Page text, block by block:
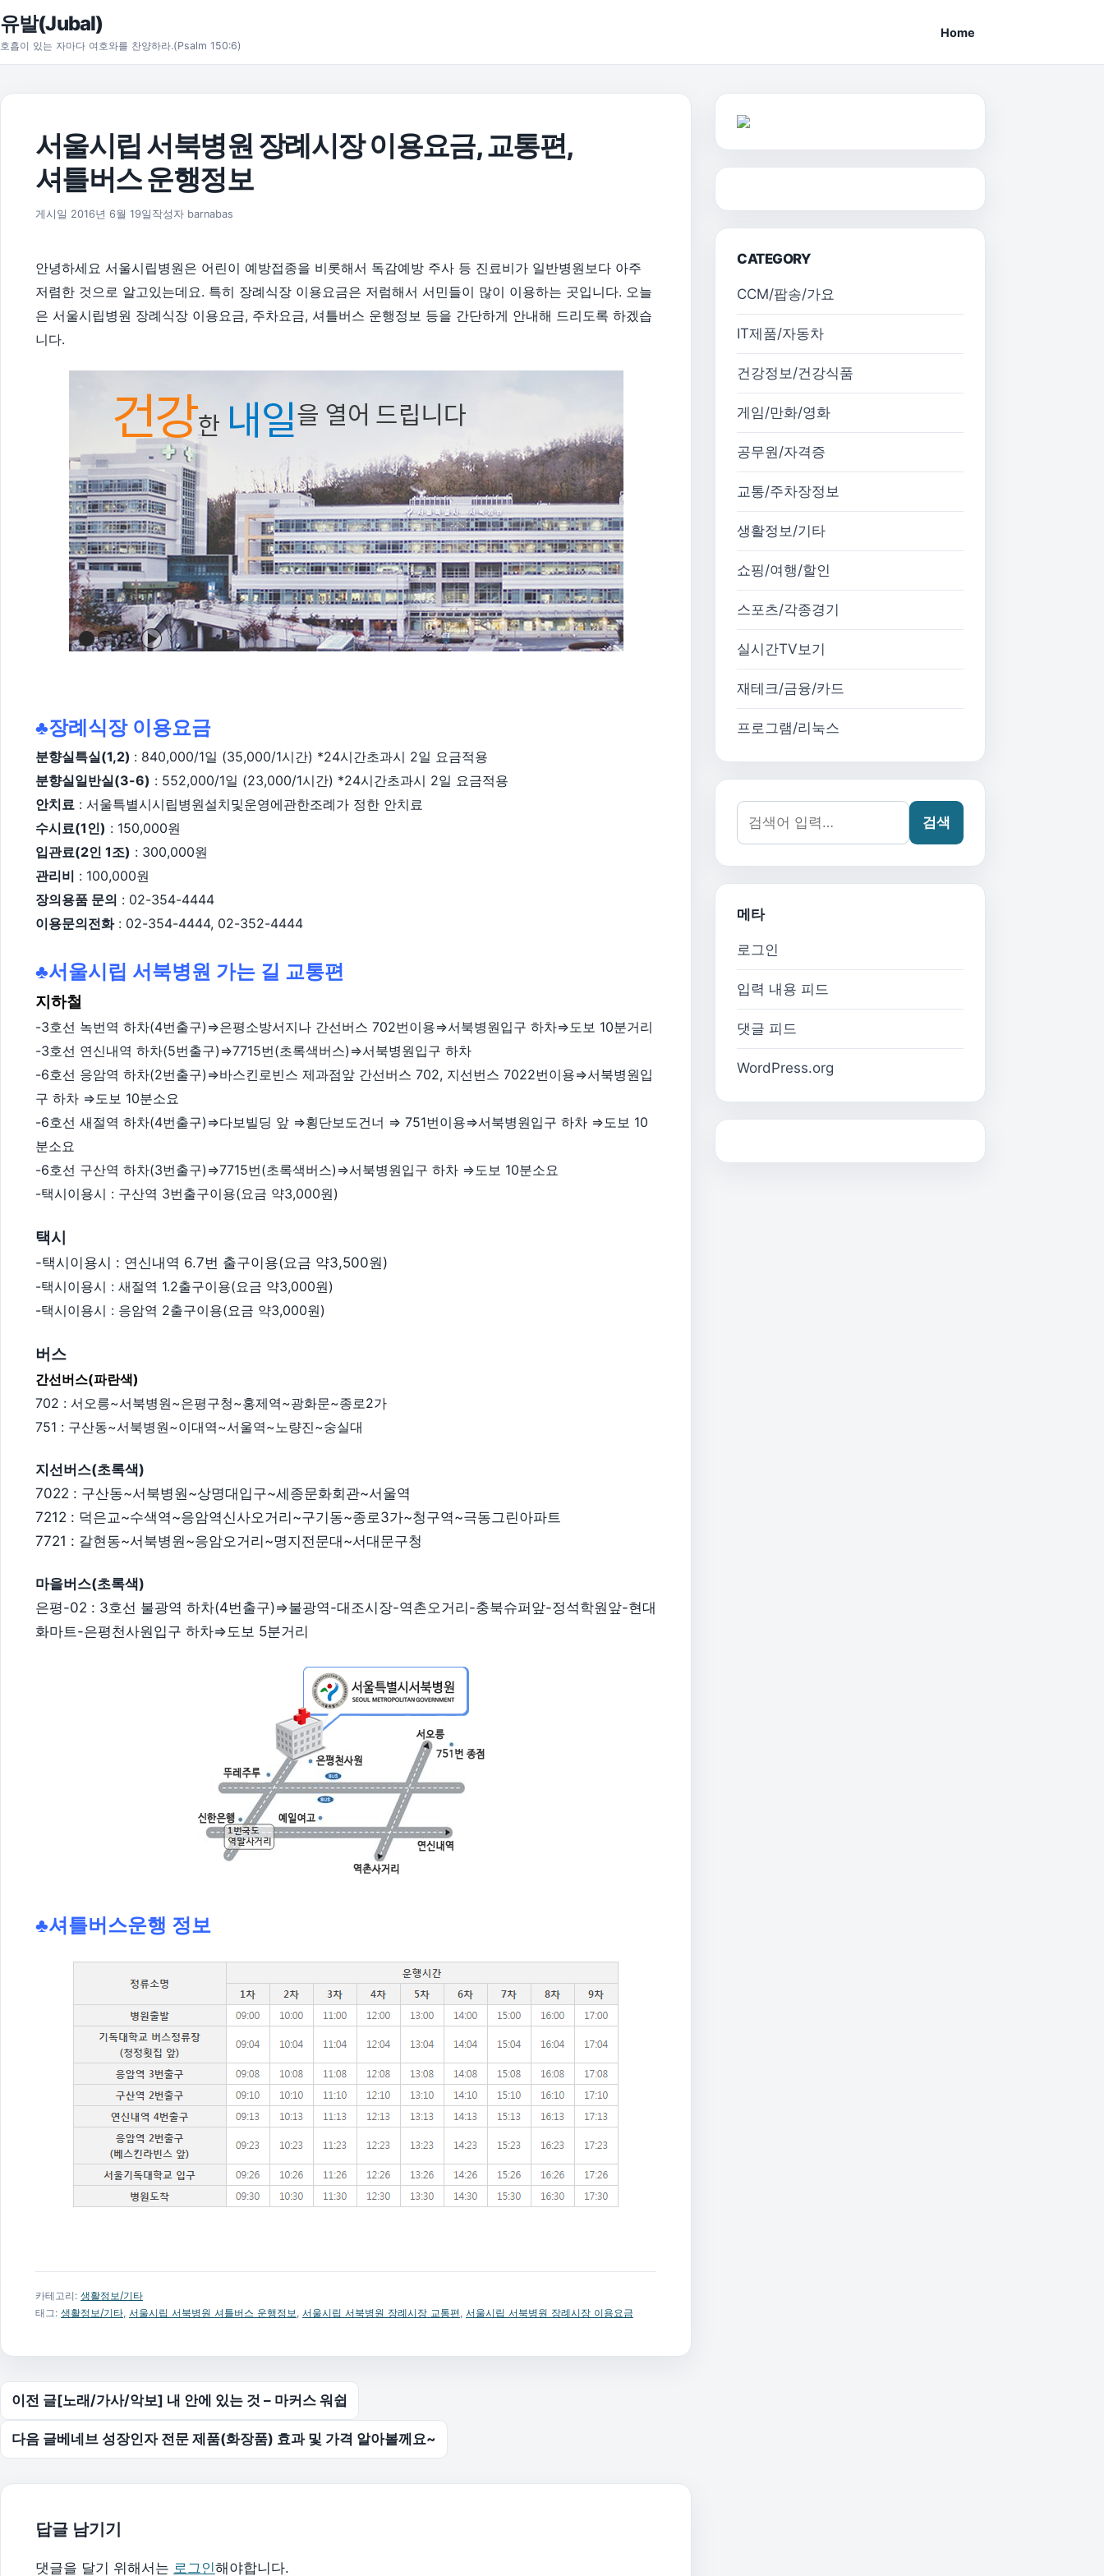
본문으로 건너뛰기
유발(Jubal)
호흡이 있는 자마다 여호와를 찬양하라.(Psalm 150:6)
Home
서울시립 서북병원 장례시장 이용요금, 교통편,
셔틀버스 운행정보
게시일 2016년 6월 19일 작성자 barnabas
안녕하세요 서울시립병원은 어린이 예방접종을 비롯해서 독감예방 주사 등 진료비가 일반병원보다 아주
저렴한 것으로 알고있는데요. 특히 장례식장 이용요금은 저럼해서 서민들이 많이 이용하는 곳입니다. 오늘
은 서울시립병원 장례식장 이용요금, 주차요금, 셔틀버스 운행정보 등을 간단하게 안내해 드리도록 하겠습
니다.
♣장례식장 이용요금
분향실특실(1,2) : 840,000/1일 (35,000/1시간) *24시간초과시 2일 요금적용
분향실일반실(3-6) : 552,000/1일 (23,000/1시간) *24시간초과시 2일 요금적용
안치료 : 서울특별시시립병원설치및운영에관한조례가 정한 안치료
수시료(1인) : 150,000원
입관료(2인 1조) : 300,000원
관리비 : 100,000원
장의용품 문의 : 02-354-4444
이용문의전화: 02-354-4444, 02-352-4444
♣서울시립 서북병원 가는 길 교통편
지하철
-3호선 녹번역 하차(4번출구)⇒은평소방서지나 간선버스 702번이용⇒서북병원입구 하차⇒도보 10분거리
-3호선 연신내역 하차(5번출구)⇒7715번(초록색버스)⇒서북병원입구 하차
-6호선 응암역 하차(2번출구)⇒바스킨로빈스 제과점앞 간선버스 702, 지선번스 7022번이용⇒서북병원입
구 하차 ⇒도보 10분소요
-6호선 새절역 하차(4번출구)⇒다보빌딩 앞 ⇒횡단보도건너 ⇒ 751번이용⇒서북병원입구 하차 ⇒도보 10
분소요
-6호선 구산역 하차(3번출구)⇒7715번(초록색버스)⇒서북병원입구 하차 ⇒도보 10분소요
-택시이용시 : 구산역 3번출구이용(요금 약3,000원)
택시
-택시이용시 : 연신내역 6.7번 출구이용(요금 약3,500원)
-택시이용시 : 새절역 1.2출구이용(요금 약3,000원)
-택시이용시 : 응암역 2출구이용(요금 약3,000원)
버스
간선버스(파란색)
702 : 서오릉~서북병원~은평구청~홍제역~광화문~종로2가
751 : 구산동~서북병원~이대역~서울역~노량진~숭실대
지선버스(초록색)
7022 : 구산동~서북병원~상명대입구~세종문화회관~서울역
7212 : 덕은교~수색역~응암역신사오거리~구기동~종로3가~청구역~극동그린아파트
7721 : 갈현동~서북병원~응암오거리~명지전문대~서대문구청
마을버스(초록색)
은평-02 : 3호선 불광역 하차(4번출구)⇒불광역-대조시장-역촌오거리-충북슈퍼앞-정석학원앞-현대
화마트-은평천사원입구 하차⇒도보 5분거리
♣셔틀버스운행 정보
카테고리: 생활정보/기타
태그: 생활정보/기타, 서울시립 서북병원 셔틀버스 운행정보, 서울시립 서북병원 장례시장 교통편, 서울시립 서북병원 장례시장 이용요금
글 탐색
이전 글[노래/가사/악보] 내 안에 있는 것 – 마커스 워쉽
다음 글베네브 성장인자 전문 제품(화장품) 효과 및 가격 알아볼께요~
답글 남기기
댓글을 달기 위해서는 로그인해야합니다.
CATEGORY
CCM/팝송/가요
IT제품/자동차
건강정보/건강식품
게임/만화/영화
공무원/자격증
교통/주차장정보
생활정보/기타
쇼핑/여행/할인
스포츠/각종경기
실시간TV보기
재테크/금융/카드
프로그램/리눅스
검색어:
검색
메타
로그인
입력 내용 피드
댓글 피드
WordPress.org